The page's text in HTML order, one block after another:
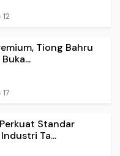
12
Tiong Bahru
17
Standar
Ta...